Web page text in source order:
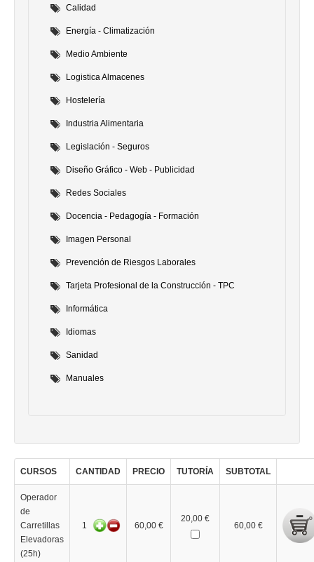
Calidad
Energía - Climatización
Medio Ambiente
Logistica Almacenes
Hostelería
Industria Alimentaria
Legislación - Seguros
Diseño Gráfico - Web - Publicidad
Redes Sociales
Docencia - Pedagogía - Formación
Imagen Personal
Prevención de Riesgos Laborales
Tarjeta Profesional de la Construcción - TPC
Informática
Idiomas
Sanidad
Manuales
CURSOS CANTIDAD PRECIO TUTORÍA SUBTOTAL
Operador
de
Carretillas
Elevadoras
(25h)
1 60,00 €
20,00 €
60,00 €